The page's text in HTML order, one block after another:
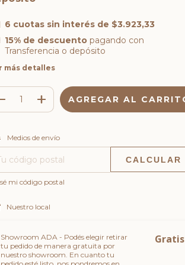
6 cuotas sin interés de $3.923,33
15% de descuentopagando con
Transferencia o depósito
más detalles
para el CP:
Medios de envío
CALCULAR
mi código postal
Nuestro local
Showroom ADA - Podés elegir retirar
tu pedido de manera gratuita por
nuestro showroom. En cuanto tu
Gratis